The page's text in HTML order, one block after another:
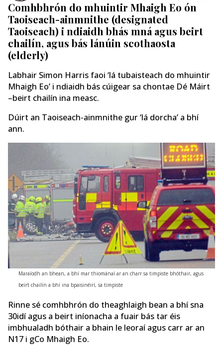
Comhbhrón do mhuintir Mhaigh Eo ón
Taoiseach-ainmnithe (designated
Taoiseach) i ndiaidh bhás mná agus beirt
chailín, agus bás lánúin scothaosta
(elderly)
Labhair Simon Harris faoi ‘lá tubaisteach do mhuintir
Mhaigh Eo’ i ndiaidh bás cúigear sa chontae Dé Máirt
–beirt chailín ina measc.
Dúirt an Taoiseach-ainmnithe gur ‘lá dorcha’ a bhí
ann.
Maraíodh an bhean, a bhí mar thiománaí ar an charr sa timpiste bhóthair, agus
beirt chailín a bhí ina bpaisinéirí, sa timpiste
Rinne sé comhbhrón do theaghlaigh bean a bhí sna
30idí agus a beirt iníonacha a fuair bás tar éis
imbhualadh bóthair a bhain le leoraí agus carr ar an
N17 i gCo Mhaigh Eo.